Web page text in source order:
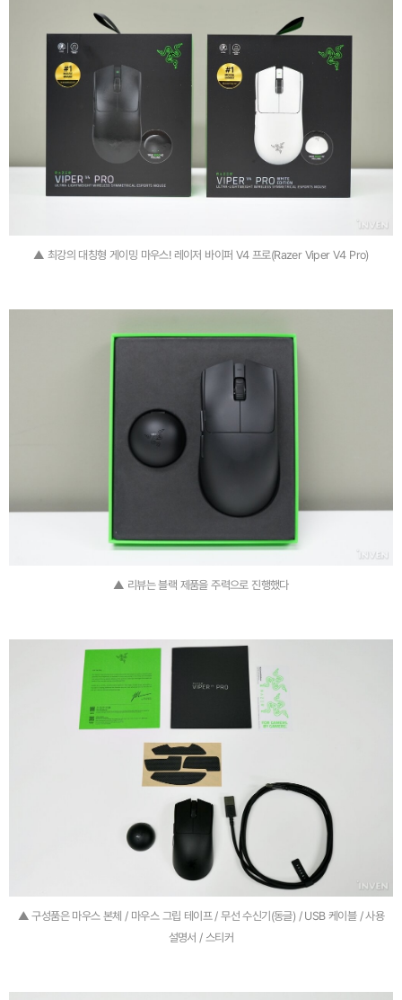
▲ 최강의 대칭형 게이밍 마우스! 레이저 바이퍼 V4 프로(Razer Viper V4 Pro)
▲ 리뷰는 블랙 제품을 주력으로 진행했다
▲ 구성품은 마우스 본체 / 마우스 그립 테이프 / 무선 수신기(동글) / USB 케이블 / 사용
설명서 / 스티커